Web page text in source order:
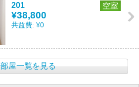
201 空室
¥38,800
共益費: ¥0
部屋一覧を見る